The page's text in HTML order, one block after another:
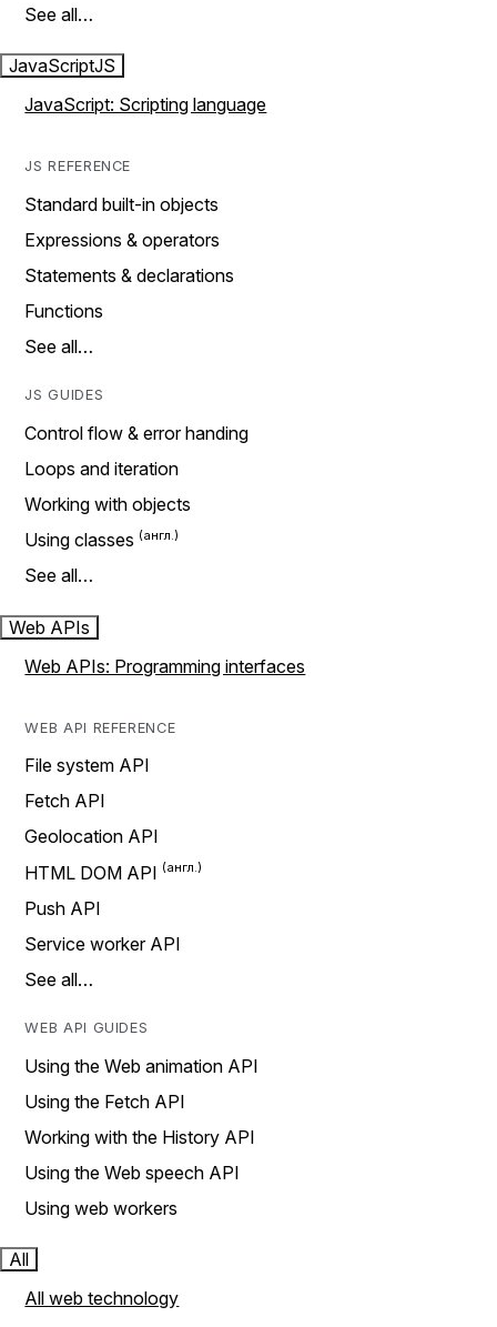
See all…
JavaScriptJS
JavaScript: Scripting language
JS REFERENCE
Standard built-in objects
Expressions & operators
Statements & declarations
Functions
See all…
JS GUIDES
Control flow & error handing
Loops and iteration
Working with objects
Using classes
See all…
Web APIs
Web APIs: Programming interfaces
WEB API REFERENCE
File system API
Fetch API
Geolocation API
HTML DOM API
Push API
Service worker API
See all…
WEB API GUIDES
Using the Web animation API
Using the Fetch API
Working with the History API
Using the Web speech API
Using web workers
All
All web technology